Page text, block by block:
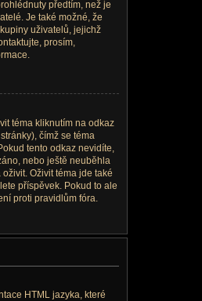
předtím, než je
Je také možné, že
uživatelů, jejichž
prosím,
téma kliknutím na odkaz
čímž se téma
tento odkaz nevidíte,
nebo ještě neuběhla
Oživit téma jde také
příspěvek. Pokud to ale
proti pravidlům fóra.
HTML jazyka, které